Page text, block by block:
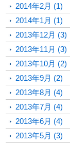
2014年2月 (1)
2014年1月 (1)
2013年12月 (3)
2013年11月 (3)
2013年10月 (2)
2013年9月 (2)
2013年8月 (4)
2013年7月 (4)
2013年6月 (4)
2013年5月 (3)